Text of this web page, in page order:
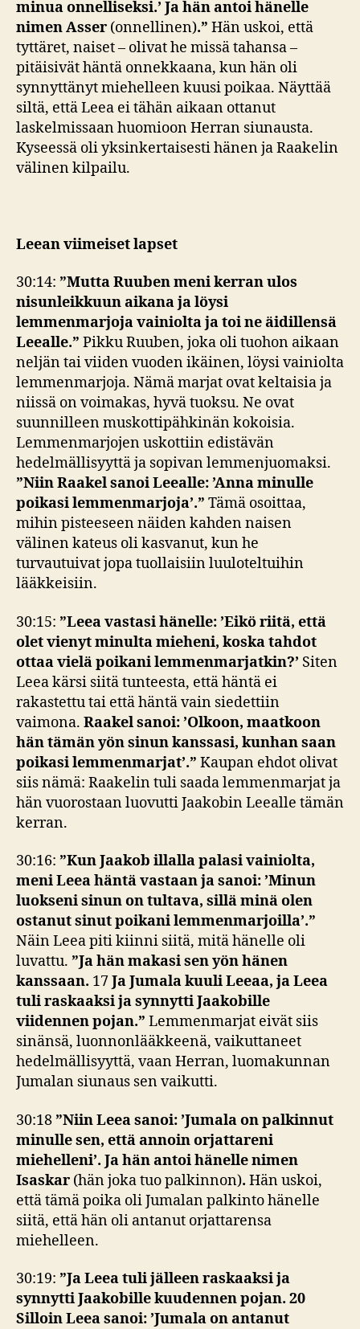
minua onnelliseksi.’ Ja hän antoi hänelle
nimen Asser (onnellinen).” Hän uskoi, että
tyttäret, naiset – olivat he missä tahansa –
pitäisivät häntä onnekkaana, kun hän oli
synnyttänyt miehelleen kuusi poikaa. Näyttää
siltä, että Leea ei tähän aikaan ottanut
laskelmissaan huomioon Herran siunausta.
Kyseessä oli yksinkertaisesti hänen ja Raakelin
välinen kilpailu.
Leean viimeiset lapset
30:14: ”Mutta Ruuben meni kerran ulos
nisunleikkuun aikana ja löysi
lemmenmarjoja vainiolta ja toi ne äidillensä
Leealle.” Pikku Ruuben, joka oli tuohon aikaan
neljän tai viiden vuoden ikäinen, löysi vainiolta
lemmenmarjoja. Nämä marjat ovat keltaisia ja
niissä on voimakas, hyvä tuoksu. Ne ovat
suunnilleen muskottipähkinän kokoisia.
Lemmenmarjojen uskottiin edistävän
hedelmällisyyttä ja sopivan lemmenjuomaksi.
”Niin Raakel sanoi Leealle: ’Anna minulle
poikasi lemmenmarjoja’.” Tämä osoittaa,
mihin pisteeseen näiden kahden naisen
välinen kateus oli kasvanut, kun he
turvautuivat jopa tuollaisiin luuloteltuihin
lääkkeisiin.
30:15: ”Leea vastasi hänelle: ’Eikö riitä, että
olet vienyt minulta mieheni, koska tahdot
ottaa vielä poikani lemmenmarjatkin?’ Siten
Leea kärsi siitä tunteesta, että häntä ei
rakastettu tai että häntä vain siedettiin
vaimona. Raakel sanoi: ’Olkoon, maatkoon
hän tämän yön sinun kanssasi, kunhan saan
poikasi lemmenmarjat’.” Kaupan ehdot olivat
siis nämä: Raakelin tuli saada lemmenmarjat ja
hän vuorostaan luovutti Jaakobin Leealle tämän
kerran.
30:16: ”Kun Jaakob illalla palasi vainiolta,
meni Leea häntä vastaan ja sanoi: ’Minun
luokseni sinun on tultava, sillä minä olen
ostanut sinut poikani lemmenmarjoilla’.”
Näin Leea piti kiinni siitä, mitä hänelle oli
luvattu. ”Ja hän makasi sen yön hänen
kanssaan. 17Ja Jumala kuuli Leeaa, ja Leea
tuli raskaaksi ja synnytti Jaakobille
viidennen pojan.” Lemmenmarjat eivät siis
sinänsä, luonnonlääkkeenä, vaikuttaneet
hedelmällisyyttä, vaan Herran, luomakunnan
Jumalan siunaus sen vaikutti.
30:18”Niin Leea sanoi: ’Jumala on palkinnut
minulle sen, että annoin orjattareni
miehelleni’. Ja hän antoi hänelle nimen
Isaskar (hän joka tuo palkinnon). Hän uskoi,
että tämä poika oli Jumalan palkinto hänelle
siitä, että hän oli antanut orjattarensa
miehelleen.
30:19: ”Ja Leea tuli jälleen raskaaksi ja
synnytti Jaakobille kuudennen pojan. 20
Silloin Leea sanoi: ’Jumala on antanut